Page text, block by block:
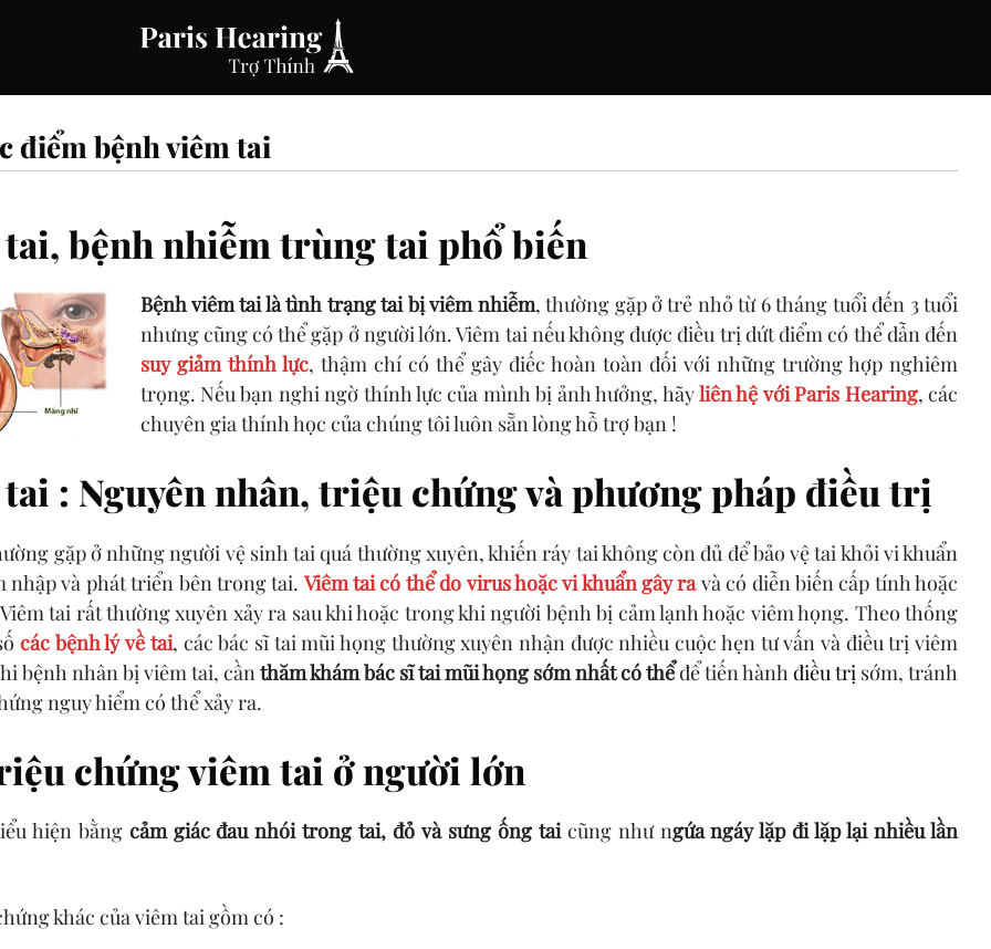
điểm bệnh viêm tai
bệnh nhiễm trùng tai phổ biến
Bệnh viêm tai là tình trạng tai bị viêm nhiễm, thường gặp ở trẻ nhỏ từ 6 tháng tuổi đến 3 tuổi
nhưng cũng có thể gặp ở người lớn. Viêm tai nếu không được điều trị dứt điểm có thể dẫn đến
suy giảm thính lực, thậm chí có thể gây điếc hoàn toàn đối với những trường hợp nghiêm
trọng. Nếu bạn nghi ngờ thính lực của mình bị ảnh hưởng, hãyliên hệ với Paris Hearing, các
chuyên gia thính học của chúng tôi luôn sẵn lòng hỗ trợ bạn !
: Nguyên nhân, triệu chứng và phương pháp điều trị
gặp ở những người vệ sinh tai quá thường xuyên, khiến ráy tai không còn đủ để bảo vệ tai khỏi vi khuẩn
nhập và phát triển bên trong tai. Viêm tai có thể do virus hoặc vi khuẩn gây ravà có diễn biến cấp tính hoặc
tai rất thường xuyên xảy ra sau khi hoặc trong khi người bệnh bị cảm lạnh hoặc viêm họng. Theo thống
các bệnh lý về tai, các bác sĩ tai mũi họng thường xuyên nhận được nhiều cuộc hẹn tư vấn và điều trị viêm
bệnh nhân bị viêm tai, cần thăm khám bác sĩ tai mũi họng sớm nhất có thểđể tiến hành điều trị sớm, tránh
nguy hiểm có thể xảy ra.
chứng viêm tai ở người lớn
hiện bằng cảm giác đau nhói trong tai, đỏ và sưng ống taicũng như ngứa ngáy lặp đi lặp lại nhiều lần
khác của viêm tai gồm có :